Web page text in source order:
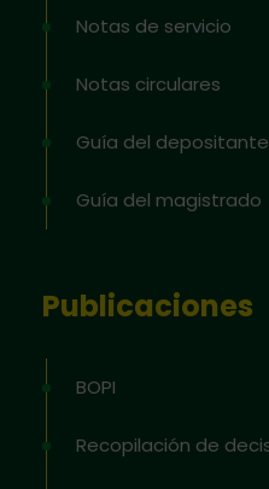
Notas de servicio
Notas circulares
Guía del depositante
Guía del magistrado
Publicaciones
BOPI
Recopilación de